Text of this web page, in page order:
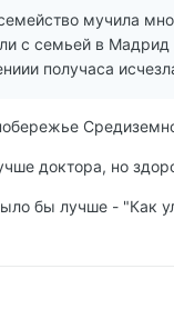
мучила
с семьей в
получаса
доктора, но
бы лучше - "Как